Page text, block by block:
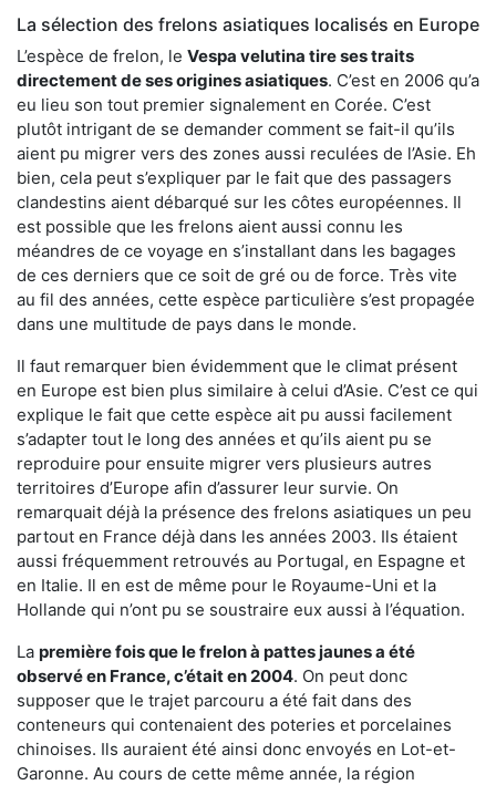
La sélection des frelons asiatiques localisés en Europe
L’espèce de frelon, le Vespa velutina tire ses traits
directement de ses origines asiatiques. C’est en 2006 qu’a
eu lieu son tout premier signalement en Corée. C’est
plutôt intrigant de se demander comment se fait-il qu’ils
aient pu migrer vers des zones aussi reculées de l’Asie. Eh
bien, cela peut s’expliquer par le fait que des passagers
clandestins aient débarqué sur les côtes européennes. Il
est possible que les frelons aient aussi connu les
méandres de ce voyage en s’installant dans les bagages
de ces derniers que ce soit de gré ou de force. Très vite
au fil des années, cette espèce particulière s’est propagée
dans une multitude de pays dans le monde.
Il faut remarquer bien évidemment que le climat présent
en Europe est bien plus similaire à celui d’Asie. C’est ce qui
explique le fait que cette espèce ait pu aussi facilement
s’adapter tout le long des années et qu’ils aient pu se
reproduire pour ensuite migrer vers plusieurs autres
territoires d’Europe afin d’assurer leur survie. On
remarquait déjà la présence des frelons asiatiques un peu
partout en France déjà dans les années 2003. Ils étaient
aussi fréquemment retrouvés au Portugal, en Espagne et
en Italie. Il en est de même pour le Royaume-Uni et la
Hollande qui n’ont pu se soustraire eux aussi à l’équation.
La première fois que le frelon à pattes jaunes a été
observé en France, c’était en 2004. On peut donc
supposer que le trajet parcouru a été fait dans des
conteneurs qui contenaient des poteries et porcelaines
chinoises. Ils auraient été ainsi donc envoyés en Lot-et-
Garonne. Au cours de cette même année, la région